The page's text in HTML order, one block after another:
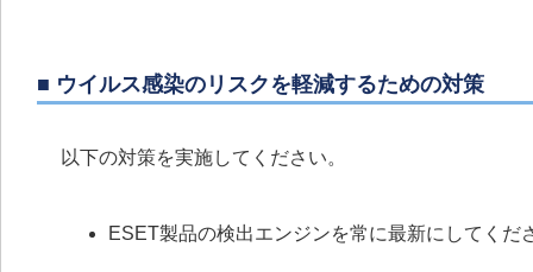
■ ウイルス感染のリスクを軽減するための対策
以下の対策を実施してください。
ESET製品の検出エンジンを常に最新にしてくだ